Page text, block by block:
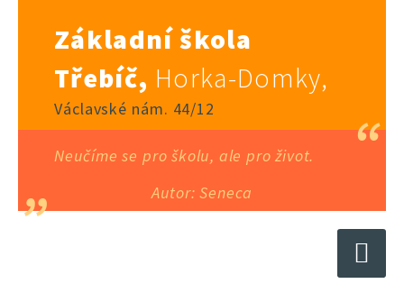
Základní škola
Třebíč, Horka-Domky,
Václavské nám. 44/12
Neučíme se pro školu, ale pro život.
Autor: Seneca